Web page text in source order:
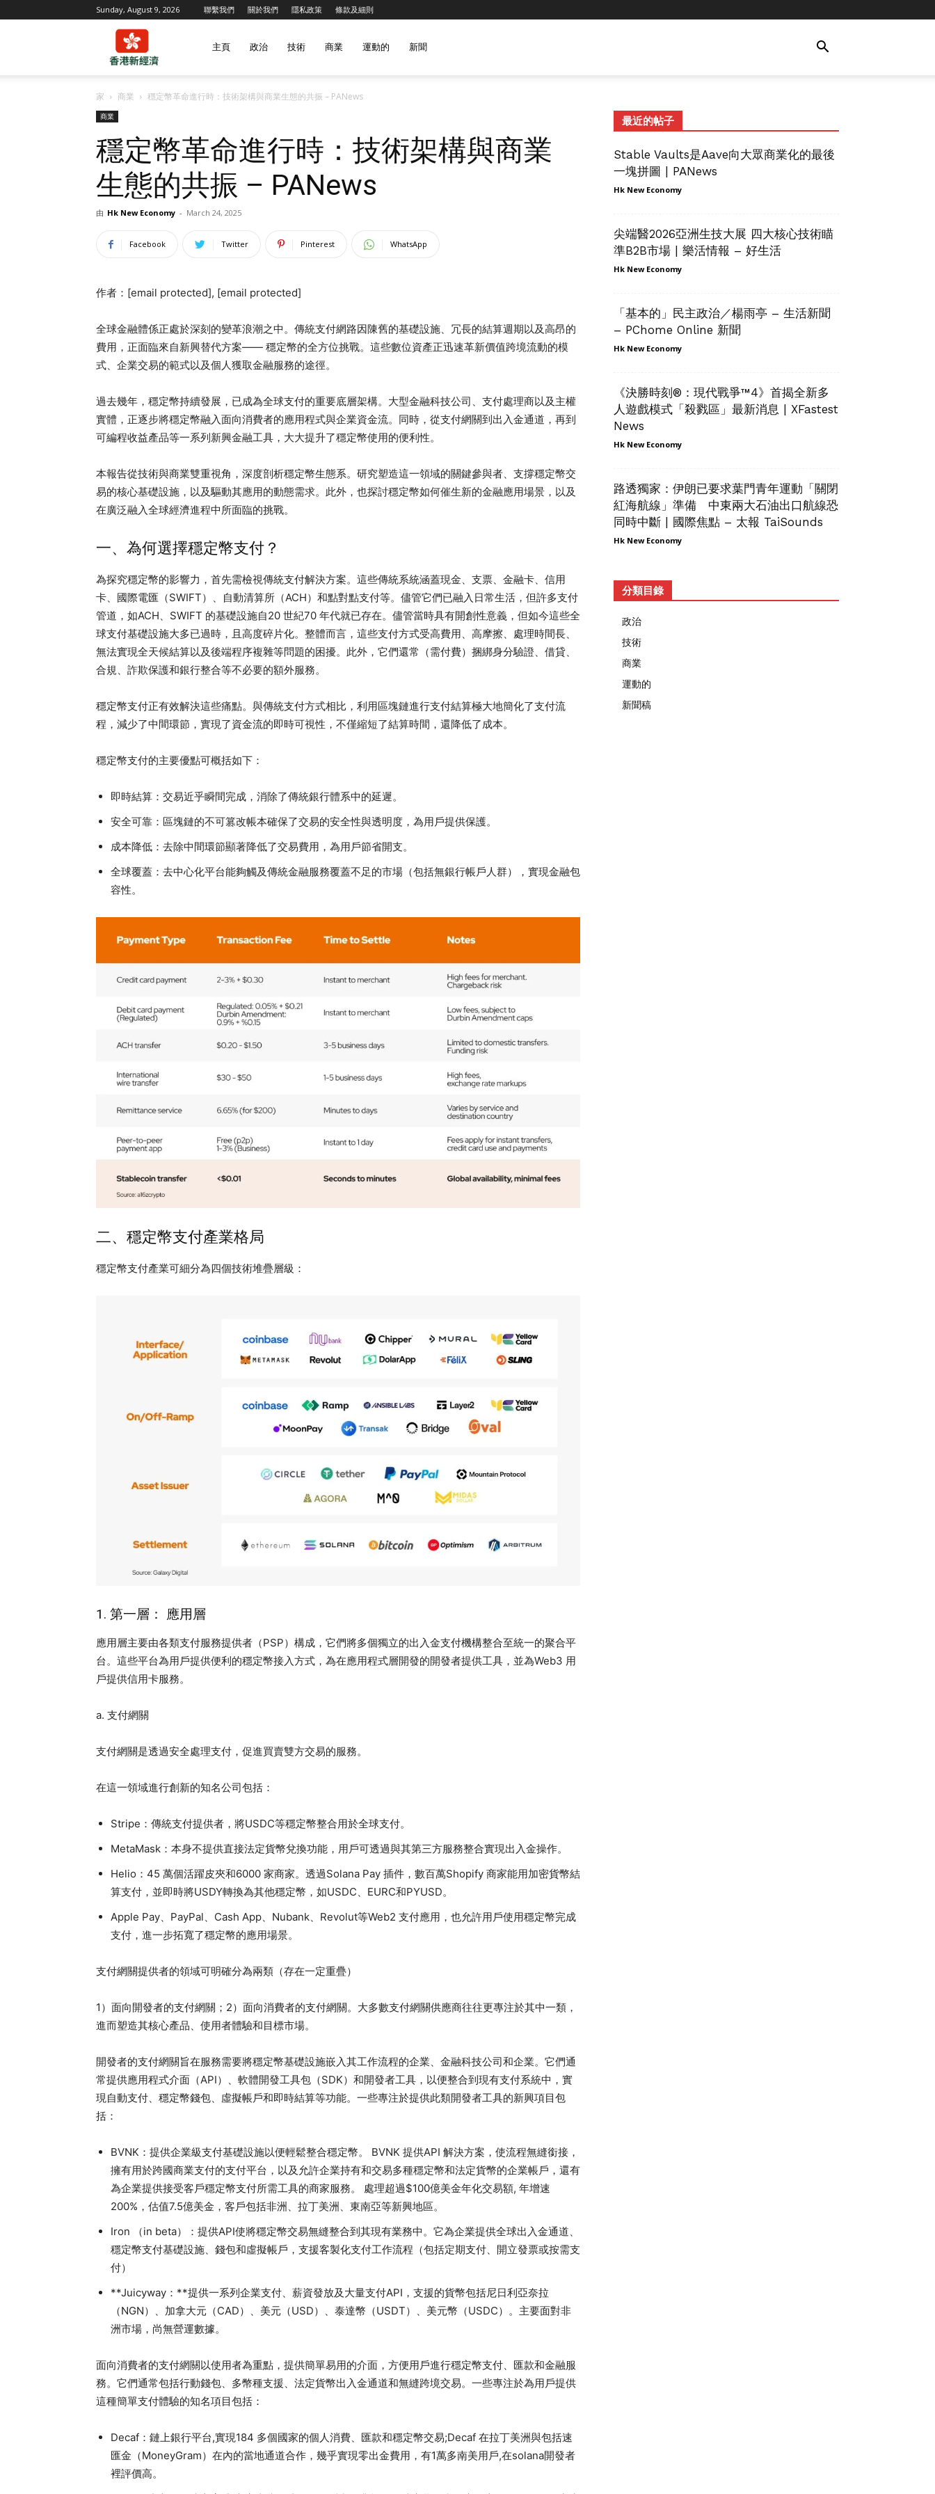
Sunday, August 9, 2026 聯繫我們 關於我們 隱私政策 條款及細則
港
新
經
主頁 政治 技術 商業 運動的 新聞
家 商業 穩定幣革命進行時：技術架構與商業生態的共振 – PANews
商業
穩定幣革命進行時：技術架構與商業
生態的共振 – PANews
由 Hk New Economy - March 24, 2025
Facebook Twitter Pinterest WhatsApp
作者：[email protected], [email protected]
全球金融體係正處於深刻的變革浪潮之中。傳統支付網路因陳舊的基礎設施、冗長的結算週期以及高昂的
費用，正面臨來自新興替代方案—— 穩定幣的全方位挑戰。這些數位資產正迅速革新價值跨境流動的模
式、企業交易的範式以及個人獲取金融服務的途徑。
過去幾年，穩定幣持續發展，已成為全球支付的重要底層架構。大型金融科技公司、支付處理商以及主權
實體，正逐步將穩定幣融入面向消費者的應用程式與企業資金流。同時，從支付網關到出入金通道，再到
可編程收益產品等一系列新興金融工具，大大提升了穩定幣使用的便利性。
本報告從技術與商業雙重視角，深度剖析穩定幣生態系。研究塑造這一領域的關鍵參與者、支撐穩定幣交
易的核心基礎設施，以及驅動其應用的動態需求。此外，也探討穩定幣如何催生新的金融應用場景，以及
在廣泛融入全球經濟進程中所面臨的挑戰。
一、為何選擇穩定幣支付？
為探究穩定幣的影響力，首先需檢視傳統支付解決方案。這些傳統系統涵蓋現金、支票、金融卡、信用
卡、國際電匯（SWIFT）、自動清算所（ACH）和點對點支付等。儘管它們已融入日常生活，但許多支付
管道，如ACH、SWIFT 的基礎設施自20 世紀70 年代就已存在。儘管當時具有開創性意義，但如今這些全
球支付基礎設施大多已過時，且高度碎片化。整體而言，這些支付方式受高費用、高摩擦、處理時間長、
無法實現全天候結算以及後端程序複雜等問題的困擾。此外，它們還常（需付費）捆綁身分驗證、借貸、
合規、詐欺保護和銀行整合等不必要的額外服務。
穩定幣支付正有效解決這些痛點。與傳統支付方式相比，利用區塊鏈進行支付結算極大地簡化了支付流
程，減少了中間環節，實現了資金流的即時可視性，不僅縮短了結算時間，還降低了成本。
穩定幣支付的主要優點可概括如下：
即時結算：交易近乎瞬間完成，消除了傳統銀行體系中的延遲。
安全可靠：區塊鏈的不可篡改帳本確保了交易的安全性與透明度，為用戶提供保護。
成本降低：去除中間環節顯著降低了交易費用，為用戶節省開支。
全球覆蓋：去中心化平台能夠觸及傳統金融服務覆蓋不足的市場（包括無銀行帳戶人群），實現金融包
容性。
二、穩定幣支付產業格局
穩定幣支付產業可細分為四個技術堆疊層級：
1. 第一層： 應用層
應用層主要由各類支付服務提供者（PSP）構成，它們將多個獨立的出入金支付機構整合至統一的聚合平
台。這些平台為用戶提供便利的穩定幣接入方式，為在應用程式層開發的開發者提供工具，並為Web3 用
戶提供信用卡服務。
a. 支付網關
支付網關是透過安全處理支付，促進買賣雙方交易的服務。
在這一領域進行創新的知名公司包括：
Stripe：傳統支付提供者，將USDC等穩定幣整合用於全球支付。
MetaMask：本身不提供直接法定貨幣兌換功能，用戶可透過與其第三方服務整合實現出入金操作。
Helio：45 萬個活躍皮夾和6000 家商家。透過Solana Pay 插件，數百萬Shopify 商家能用加密貨幣結
算支付，並即時將USDY轉換為其他穩定幣，如USDC、EURC和PYUSD。
Apple Pay、PayPal、Cash App、Nubank、Revolut等Web2 支付應用，也允許用戶使用穩定幣完成
支付，進一步拓寬了穩定幣的應用場景。
支付網關提供者的領域可明確分為兩類（存在一定重疊）
1）面向開發者的支付網關；2）面向消費者的支付網關。大多數支付網關供應商往往更專注於其中一類，
進而塑造其核心產品、使用者體驗和目標市場。
開發者的支付網關旨在服務需要將穩定幣基礎設施嵌入其工作流程的企業、金融科技公司和企業。它們通
常提供應用程式介面（API）、軟體開發工具包（SDK）和開發者工具，以便整合到現有支付系統中，實
現自動支付、穩定幣錢包、虛擬帳戶和即時結算等功能。一些專注於提供此類開發者工具的新興項目包
括：
BVNK：提供企業級支付基礎設施以便輕鬆整合穩定幣。 BVNK 提供API 解決方案，使流程無縫銜接，
擁有用於跨國商業支付的支付平台，以及允許企業持有和交易多種穩定幣和法定貨幣的企業帳戶，還有
為企業提供接受客戶穩定幣支付所需工具的商家服務。 處理超過$100億美金年化交易額, 年增速
200%，估值7.5億美金，客戶包括非洲、拉丁美洲、東南亞等新興地區。
Iron （in beta）：提供API使將穩定幣交易無縫整合到其現有業務中。它為企業提供全球出入金通道、
穩定幣支付基礎設施、錢包和虛擬帳戶，支援客製化支付工作流程（包括定期支付、開立發票或按需支
付）
**Juicyway：**提供一系列企業支付、薪資發放及大量支付API，支援的貨幣包括尼日利亞奈拉
（NGN）、加拿大元（CAD）、美元（USD）、泰達幣（USDT）、美元幣（USDC）。主要面對非
洲市場，尚無營運數據。
面向消費者的支付網關以使用者為重點，提供簡單易用的介面，方便用戶進行穩定幣支付、匯款和金融服
務。它們通常包括行動錢包、多幣種支援、法定貨幣出入金通道和無縫跨境交易。一些專注於為用戶提供
這種簡單支付體驗的知名項目包括：
Decaf：鏈上銀行平台,實現184 多個國家的個人消費、匯款和穩定幣交易;Decaf 在拉丁美洲與包括速
匯金（MoneyGram）在內的當地通道合作，幾乎實現零出金費用，有1萬多南美用戶,在solana開發者
裡評價高。
最近的帖子
Stable Vaults是Aave向大眾商業化的最後
一塊拼圖 | PANews
Hk New Economy
尖端醫2026亞洲生技大展 四大核心技術瞄
準B2B市場 | 樂活情報 – 好生活
Hk New Economy
「基本的」民主政治／楊雨亭 – 生活新聞
– PChome Online 新聞
Hk New Economy
《決勝時刻®：現代戰爭™4》首揭全新多
人遊戲模式「殺戮區」最新消息 | XFastest
News
Hk New Economy
路透獨家：伊朗已要求葉門青年運動「關閉
紅海航線」準備 中東兩大石油出口航線恐
同時中斷 | 國際焦點 – 太報 TaiSounds
Hk New Economy
分類目錄
政治
技術
商業
運動的
新聞稿